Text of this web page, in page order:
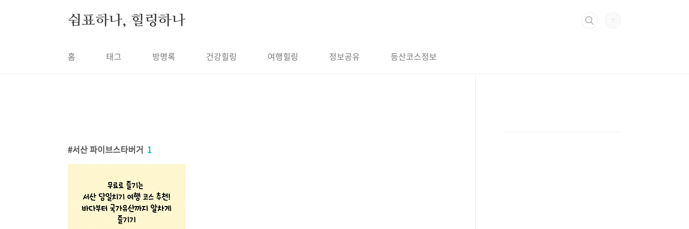
쉼표하나, 힐링하나
홈 태그 방명록 건강힐링 여행힐링 정보공유 등산코스정보
서산 파이브스타버거 1